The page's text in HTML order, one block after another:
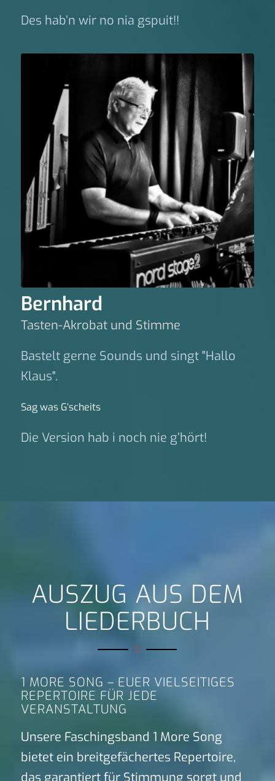
Des hab’n wir no nia gspuit!!
Bernhard
Tasten-Akrobat und Stimme
Bastelt gerne Sounds und singt "Hallo
Klaus".
Sag was G‘scheits
Die Version hab i noch nie g’hört!
AUSZUG AUS DEM
LIEDERBUCH
1 MORE SONG – EUER VIELSEITIGES
REPERTOIRE FÜR JEDE
VERANSTALTUNG
Unsere Faschingsband 1 More Song
bietet ein breitgefächertes Repertoire,